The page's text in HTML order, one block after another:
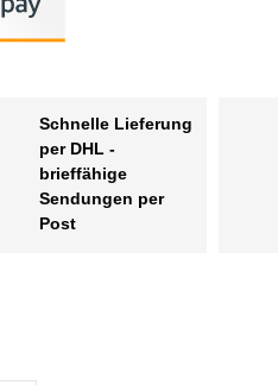
Schnelle Lieferung
per DHL -
brieffähige
Sendungen per
Post